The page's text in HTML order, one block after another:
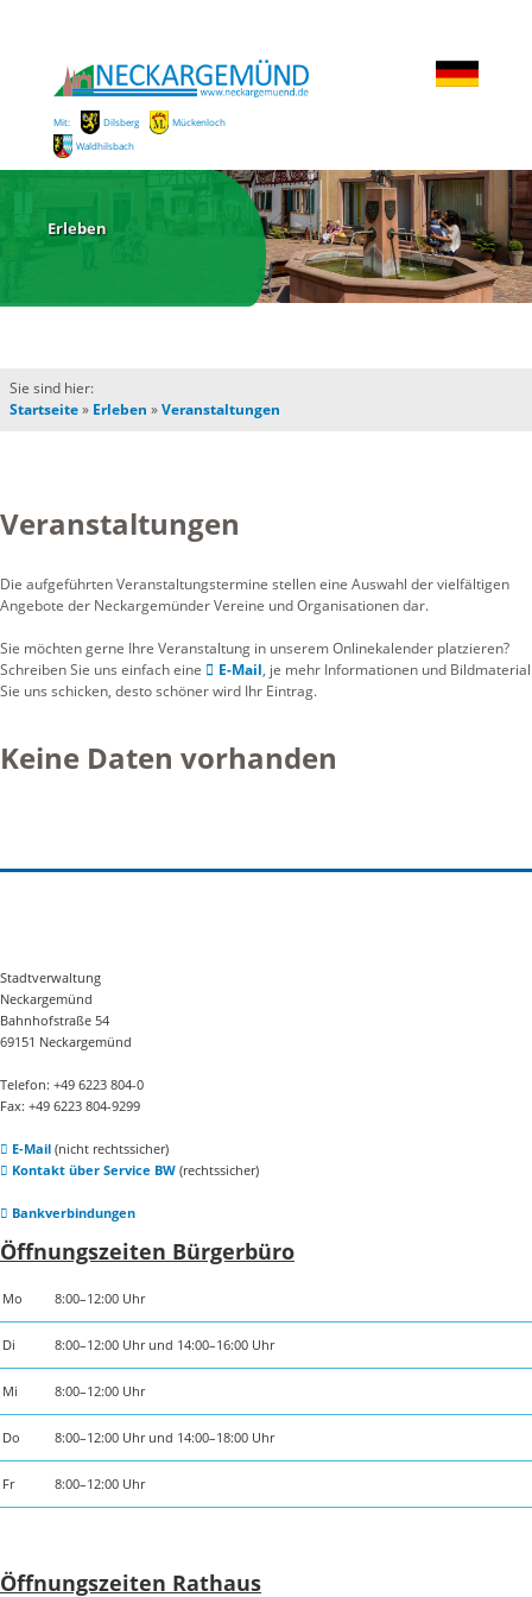
Mit: Dilsberg
Mückenloch
Waldhilsbach
Erleben
Sie sind hier:
Startseite» Erleben »Veranstaltungen
Veranstaltungen
Die aufgeführten Veranstaltungstermine stellen eine Auswahl der vielfältigen
Angebote der Neckargemünder Vereine und Organisationen dar.
Sie möchten gerne Ihre Veranstaltung in unserem Onlinekalender platzieren?
Schreiben Sie uns einfach eine
E-Mail, je mehr Informationen und Bildmaterial
Sie uns schicken, desto schöner wird Ihr Eintrag.
Keine Daten vorhanden
Stadtverwaltung
Neckargemünd
Bahnhofstraße 54
69151 Neckargemünd
Telefon: +49 6223 804-0
Fax: +49 6223 804-9299
E-Mail(nicht rechtssicher)
Kontakt über Service BW(rechtssicher)
Bankverbindungen
Öffnungszeiten Bürgerbüro
Mo 8:00–12:00 Uhr
Di 8:00–12:00 Uhr und 14:00–16:00 Uhr
Mi 8:00–12:00 Uhr
Do 8:00–12:00 Uhr und 14:00–18:00 Uhr
Fr 8:00–12:00 Uhr
Öffnungszeiten Rathaus